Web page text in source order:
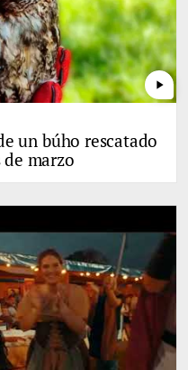
play_arrow
un búho rescatado
marzo